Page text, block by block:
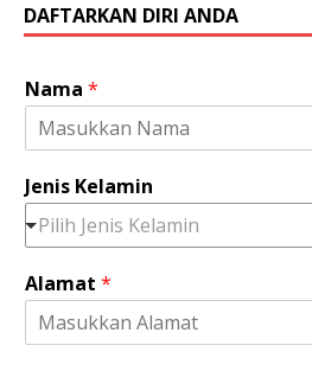
DAFTARKAN DIRI ANDA
Nama *
Jenis Kelamin
Pilih Jenis Kelamin
Alamat *